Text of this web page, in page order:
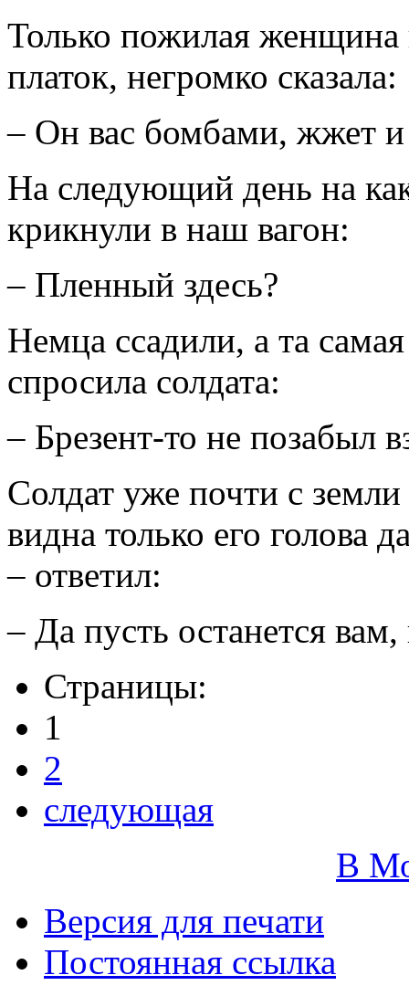
Только пожилая женщина
платок, негромко сказала:
– Он вас бомбами, жжет и
На следующий день на
крикнули в наш вагон:
– Пленный здесь?
Немца ссадили, а та
спросила солдата:
– Брезент-то не позабыл
Солдат уже почти с
видна только его голова
– ответил:
– Да пусть останется
Страницы:
1
2
следующая
В
Версия для печати
Постоянная ссылка